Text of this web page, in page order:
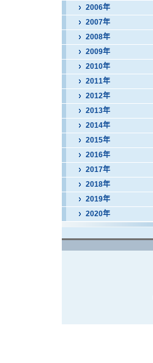
2006年
2007年
2008年
2009年
2010年
2011年
2012年
2013年
2014年
2015年
2016年
2017年
2018年
2019年
2020年